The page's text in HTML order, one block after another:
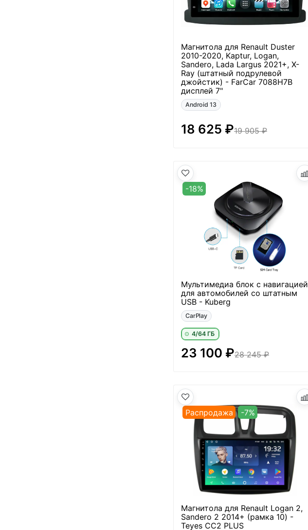
Магнитола для Renault Duster
2010-2020, Kaptur, Logan,
Sandero, Lada Largus 2021+, X-
Ray (штатный подрулевой
джойстик) - FarCar 7088H7B
дисплей 7"
Android 13
19 905 ₽
18 625 ₽
-18%
Мультимедиа блок с навигацией
для автомобилей со штатным
USB - Kuberg
CarPlay
4/64 ГБ
28 245 ₽
23 100 ₽
Распродажа -7%
Магнитола для Renault Logan 2,
Sandero 2 2014+ (рамка 10) -
Teyes CC2 PLUS